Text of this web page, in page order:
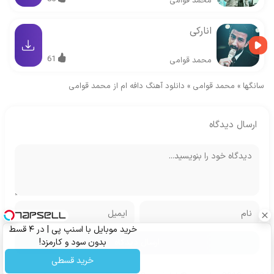
انارکی
محمد قوامی 61
سانگها » محمد قوامی » دانلود آهنگ دافه ام از محمد قوامی
ارسال دیدگاه
خرید موبایل با اسنپ پی | در ۴ قسط
بدون سود و کارمزد!
خرید قسطی